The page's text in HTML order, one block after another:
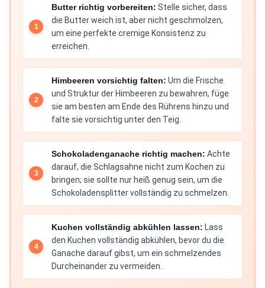
Butter richtig vorbereiten: Stelle sicher, dass
die Butter weich ist, aber nicht geschmolzen,
um eine perfekte cremige Konsistenz zu
erreichen.
Himbeeren vorsichtig falten: Um die Frische
und Struktur der Himbeeren zu bewahren, füge
sie am besten am Ende des Rührens hinzu und
falte sie vorsichtig unter den Teig.
Schokoladenganache richtig machen: Achte
darauf, die Schlagsahne nicht zum Kochen zu
bringen; sie sollte nur heiß genug sein, um die
Schokoladensplitter vollständig zu schmelzen.
Kuchen vollständig abkühlen lassen: Lass
den Kuchen vollständig abkühlen, bevor du die
Ganache darauf gibst, um ein schmelzendes
Durcheinander zu vermeiden.